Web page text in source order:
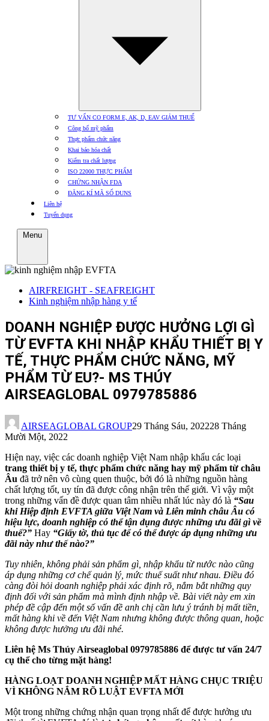
TƯ VẤN CO FORM E, AK, D, EAV GIẢM THUẾ
Công bố mỹ phẩm
Thực phẩm chức năng
Khai báo hóa chất
Kiểm tra chất lượng
ISO 22000 THỰC PHẨM
CHỨNG NHẬN FDA
ĐĂNG KÍ MÃ SỐ DUNS
Liên hệ
Tuyển dụng
Menu
AIRFREIGHT - SEAFREIGHT
Kinh nghiệm nhập hàng y tế
DOANH NGHIỆP ĐƯỢC HƯỞNG LỢI GÌ
TỪ EVFTA KHI NHẬP KHẨU THIẾT BỊ Y
TẾ, THỰC PHẨM CHỨC NĂNG, MỸ
PHẨM TỪ EU?- MS THÚY
AIRSEAGLOBAL 0979785886
AIRSEAGLOBAL GROUP29 Tháng Sáu, 202228 Tháng
Mười Một, 2022
Hiện nay, việc các doanh nghiệp Việt Nam nhập khẩu các loại
trang thiết bị y tế, thực phẩm chức năng hay mỹ phẩm từ châu
Âu đã trở nên vô cùng quen thuộc, bởi đó là những nguồn hàng
chất lượng tốt, uy tín đã được công nhận trên thế giới. Vì vậy một
trong những vấn đề được quan tâm nhiều nhất lúc này đó là “Sau
khi Hiệp định EVFTA giữa Việt Nam và Liên minh châu Âu có
hiệu lực, doanh nghiệp có thể tận dụng được những ưu đãi gì về
thuế?” Hay “Giấy tờ, thủ tục để có thể được áp dụng những ưu
đãi này như thế nào?”
Tuy nhiên, không phải sản phẩm gì, nhập khẩu từ nước nào cũng
áp dụng những cơ chế quản lý, mức thuế suất như nhau. Điều đó
càng đòi hỏi doanh nghiệp phải xác định rõ, nắm bắt những quy
định đối với sản phẩm mà mình định nhập về. Bài viết này em xin
phép đề cập đến một số vấn đề anh chị cần lưu ý tránh bị mất tiền,
mất hàng khi về đến Việt Nam nhưng không được thông quan, hoặc
không được hưởng ưu đãi nhé.
Liên hệ Ms Thúy Airseaglobal 0979785886 để được tư vấn 24/7
cụ thể cho từng mặt hàng!
HÀNG LOẠT DOANH NGHIỆP MẤT HÀNG CHỤC TRIỆU
VÌ KHÔNG NẮM RÕ LUẬT EVFTA MỚI
Một trong những chứng nhận quan trọng nhất để được hưởng ưu